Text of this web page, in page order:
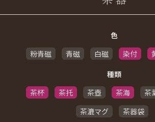
色
粉青磁
青磁 白磁 染付
種類
茶杯
茶托 茶壺 茶海 茶
茶漉マグ
茶器袋